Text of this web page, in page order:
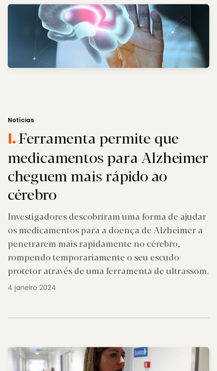
Notícias
I.Ferramenta permite que
medicamentos para Alzheimer
cheguem mais rápido ao
cérebro
Investigadores descobriram uma forma de ajudar
os medicamentos para a doença de Alzheimer a
penetrarem mais rapidamente no cérebro,
rompendo temporariamente o seu escudo
protetor através de uma ferramenta de ultrassom.
4 janeiro 2024